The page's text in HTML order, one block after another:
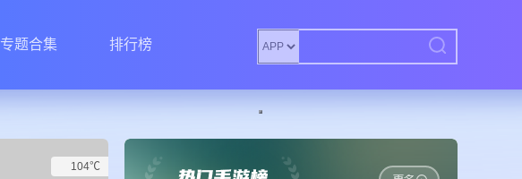
专题合集 排行榜
104℃